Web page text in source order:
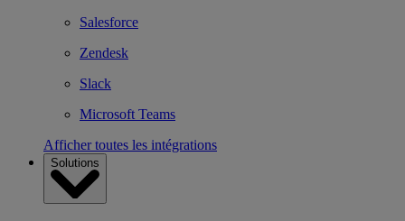
Salesforce
Zendesk
Slack
Microsoft Teams
Afficher toutes les intégrations
Solutions